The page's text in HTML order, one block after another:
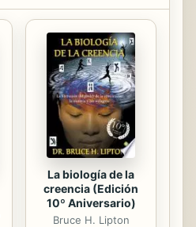
La biología de la
creencia (Edición
10º Aniversario)
Bruce H. Lipton